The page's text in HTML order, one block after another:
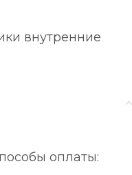
внутренние
оплаты: